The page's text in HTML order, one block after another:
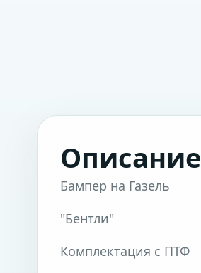
Описание
Бампер на Газель
"Бентли"
Комплектация с ПТФ